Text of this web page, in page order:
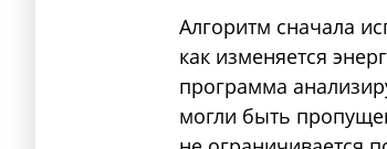
Алгоритм сначала
как изменяется
программа
могли быть